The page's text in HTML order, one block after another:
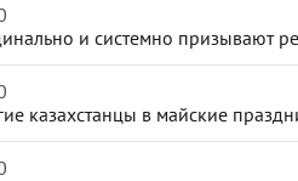
и системно призывают
казахстанцы в майские